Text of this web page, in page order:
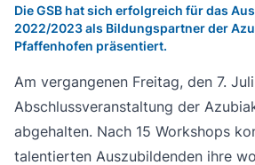
Die GSB hat sich erfolgreich für das
2022/2023 als Bildungspartner der
Pfaffenhofen präsentiert.
Am vergangenen Freitag, den 7.
Abschlussveranstaltung der
abgehalten. Nach 15 Workshops
talentierten Auszubildenden ihre